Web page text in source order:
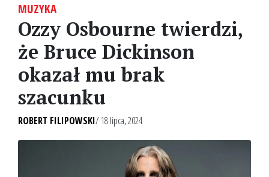
MUZYKA
Ozzy Osbourne twierdzi,
że Bruce Dickinson
okazał mu brak
szacunku
ROBERT FILIPOWSKI/ 18 lipca, 2024